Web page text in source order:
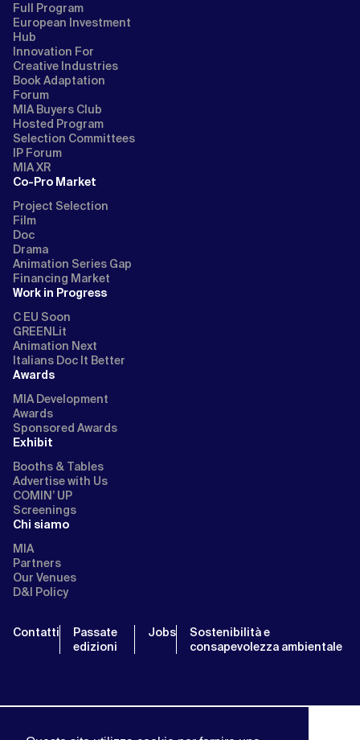
Full Program
European Investment
Hub
Innovation For
Creative Industries
Book Adaptation
Forum
MIA Buyers Club
Hosted Program
Selection Committees
IP Forum
MIA XR
Co-Pro Market
Project Selection
Film
Doc
Drama
Animation Series Gap
Financing Market
Work in Progress
C EU Soon
GREENLit
Animation Next
Italians Doc It Better
Awards
MIA Development
Awards
Sponsored Awards
Exhibit
Booths & Tables
Advertise with Us
COMIN’ UP
Screenings
Chi siamo
MIA
Partners
Our Venues
D&I Policy
Contatti
Passate
edizioni
Jobs
Sostenibilità e
consapevolezza ambientale